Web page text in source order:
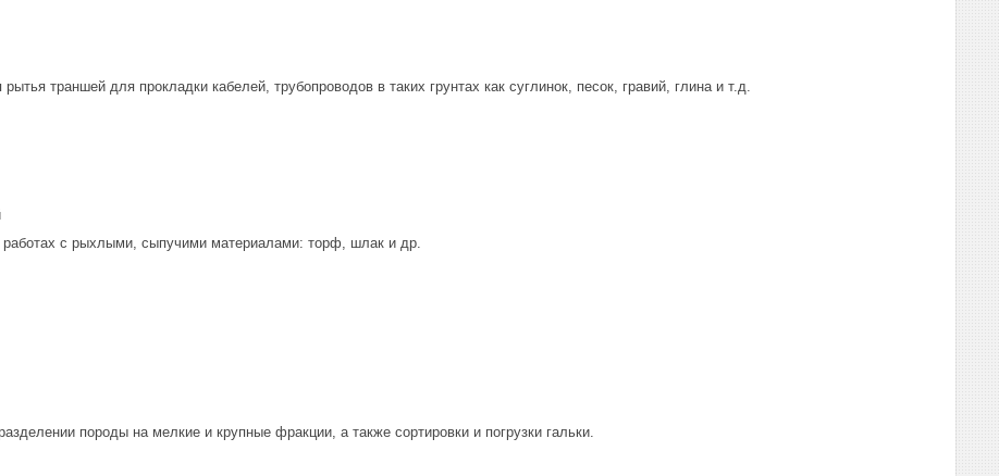
траншей для прокладки кабелей, трубопроводов в таких грунтах как суглинок, песок, гравий, глина и т.д.
работах с рыхлыми, сыпучими материалами: торф, шлак и др.
породы на мелкие и крупные фракции, а также сортировки и погрузки гальки.